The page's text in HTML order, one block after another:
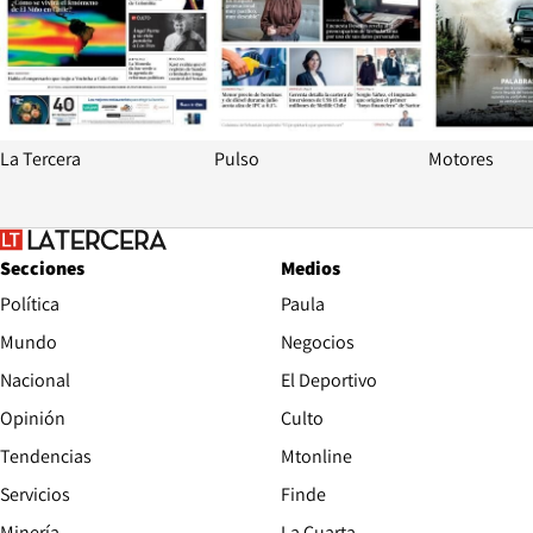
La Tercera Pulso Motores
Secciones
Política
Mundo
Nacional
Opinión
Tendencias
Servicios
Medios
Paula
Negocios
El Deportivo
Culto
Mtonline
Finde